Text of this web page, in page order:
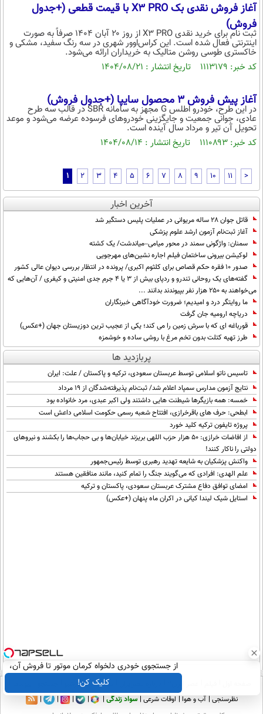
آغاز فروش نقدی بک X۳ PRO با قیمت قطعی (+جدول
فروش)
ثبت نام برای خرید نقدی X۳ PRO از روز ۲۰ آبان ۱۴۰۴ صرفاً به صورت
اینترنتی فعال شده است. این کراس‌اوور شهری در سه رنگ سفید، مشکی و
خاکستری طوسی روشن متالیک به خریداران ارائه می‌شود.
کد خبر: ۱۱۱۳۱۷۹ تاریخ انتشار : ۱۴۰۴/۰۸/۲۱
آغاز پیش فروش 3 محصول سایپا (+جدول فروش)
در این طرح، خودرو اطلس G مجهز به سامانه SBR در قالب سه طرح
عادی، جوانی جمعیت و جایگزینی خودروهای فرسوده عرضه می‌شود و موعد
تحویل آن تیر و مرداد سال آینده است.
کد خبر: ۱۱۱۰۸۹۳ تاریخ انتشار : ۱۴۰۴/۰۸/۱۴
1 2 3 4 5 6 7 8 9 10 11 >
آخرین اخبار
قاتل جوان ۲۸ ساله مریوانی در عملیات پلیس دستگیر شد
آغاز ثبت‌نام آزمون ارشد علوم پزشکی
سمنان: واژگونی سمند در محور میامی–میاندشت/ یک کشته
لوکیشن بیرونی ساختمان فیلم اجاره نشین‌های مهرجویی
صدور ۱۰ فقره حکم قصاص برای کلثوم اکبری/ پرونده در انتظار بررسی دیوان عالی کشور
گفته‌های یک روحانی تندرو و ردپای بیش از ۳ یا ۴ جرم جدی امنیتی و کیفری / آن‌هایی که
می‌خواهند به ۲۵۰ هزار نفر بپیوندند بدانند ...
ما روایتگر درد و امیدیم؛ ضرورت خودآگاهی خبرنگاران
دریاچه ارومیه جان گرفت
قورباغه ای که با سرش زمین را می کند؛ یکی از عجیب ترین دوزیستان جهان (+عکس)
طرز تهیه کتلت بدون تخم مرغ با روشی ساده و خوشمزه
پربازدید ها
تاسیس ناتو اسلامی توسط عربستان سعودی، ترکیه و پاکستان / علت: ایران
نتایج آزمون مدارس سمپاد اعلام شد/ ثبت‌نام پذیرفته‌شدگان از ۱۹ مرداد
خمسه: همه بازیگرها شیطنت هایی داشتند ولی اکبر عبدی، مرد خانواده بود
ابطحی: حرف های باقرخرازی، افتتاح شعبه رسمی حکومت اسلامی داعش است
پروژه تایفون ترکیه کلید خورد
از افاضات خرازی: ۵۰ هزار حزب اللهی بریزند خیابان‌ها و بی حجاب‌ها را بکشند و نیرو‌های
دولتی را ناکار کنند!
واکنش پزشکیان به شایعه تهدید رهبری توسط رئیس‌جمهور
علم الهدی: افرادی که می‌گویند جنگ را تمام کنید، مانند منافقین هستند
امضای توافق دفاع مشترک عربستان سعودی، پاکستان و ترکیه
استایل شیک لیندا کیانی در اکران ماه پنهان (+عکس)
از جستجوی خودری دلخواه کرمان موتور تا فروش آن،
ساده، بی واسطه و مستقیم
کلیک کن!
تماس با ما آرشیو
نظرسنجی آب و هوا اوقات شرعی سواد زندگی